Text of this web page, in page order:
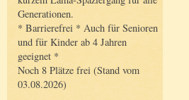
Generationen.
* Barrierefrei * Auch für Senioren
und für Kinder ab 4 Jahren
geeignet *
Noch 8 Plätze frei (Stand vom
03.08.2026)